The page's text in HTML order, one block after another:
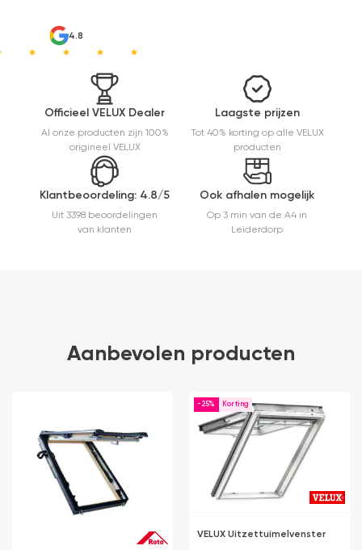
4.8
Officieel VELUX Dealer
Al onze producten zijn 100%
origineel VELUX
Laagste prijzen
Tot 40% korting op alle VELUX
producten
Klantbeoordeling: 4.8/5
Uit 3398 beoordelingen
van klanten
Ook afhalen mogelijk
Op 3 min van de A4 in
Leiderdorp
Aanbevolen producten
-25%
VELUX Uitzettuimelvenster